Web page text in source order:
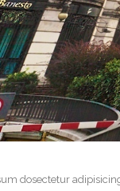
dosectetur